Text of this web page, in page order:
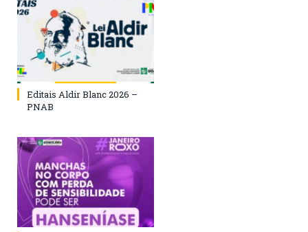
Editais Aldir Blanc 2026 –
PNAB